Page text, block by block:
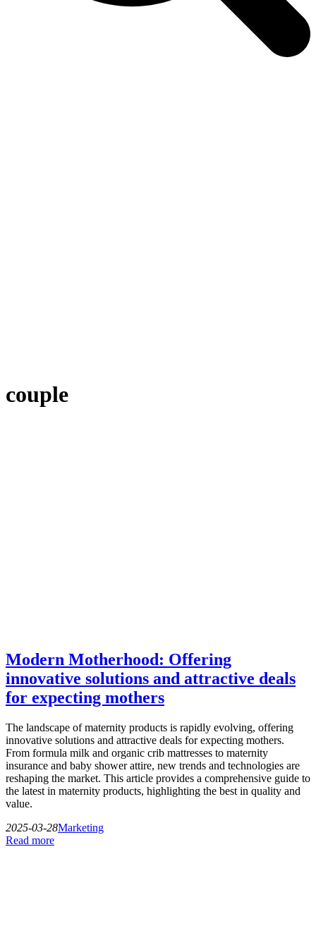
couple
Modern Motherhood: Offering
innovative solutions and attractive deals
for expecting mothers
The landscape of maternity products is rapidly evolving, offering
innovative solutions and attractive deals for expecting mothers.
From formula milk and organic crib mattresses to maternity
insurance and baby shower attire, new trends and technologies are
reshaping the market. This article provides a comprehensive guide to
the latest in maternity products, highlighting the best in quality and
value.
2025-03-28Marketing
Read more